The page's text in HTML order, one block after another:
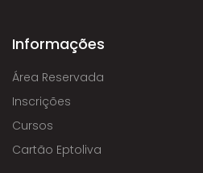
Informações
Área Reservada
Inscrições
Cursos
Cartão Eptoliva